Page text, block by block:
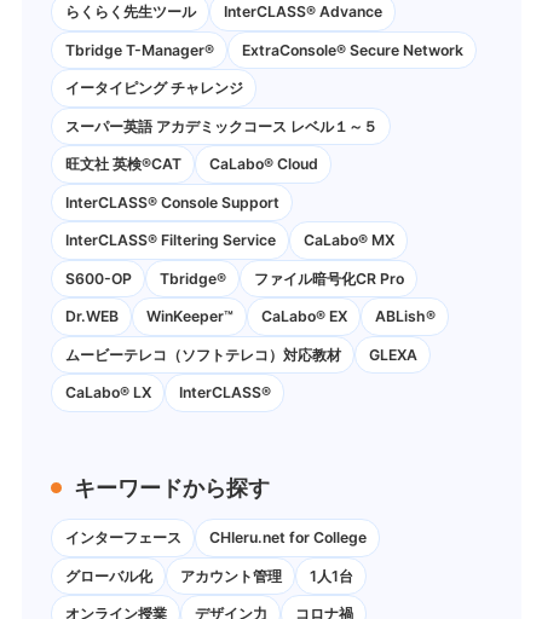
らくらく先生ツール InterCLASS® Advance
Tbridge T-Manager® ExtraConsole® Secure Network
イータイピング チャレンジ
スーパー英語 アカデミックコース レベル１～５
旺文社 英検®CAT CaLabo®︎ Cloud
InterCLASS®︎ Console Support
InterCLASS®︎ Filtering Service CaLabo® MX
S600-OP Tbridge® ファイル暗号化CR Pro
Dr.WEB WinKeeper™ CaLabo® EX ABLish®
ムービーテレコ（ソフトテレコ）対応教材 GLEXA
CaLabo® LX InterCLASS®
キーワードから探す
インターフェース CHIeru.net for College
グローバル化 アカウント管理 1人1台
オンライン授業 デザイン力 コロナ禍